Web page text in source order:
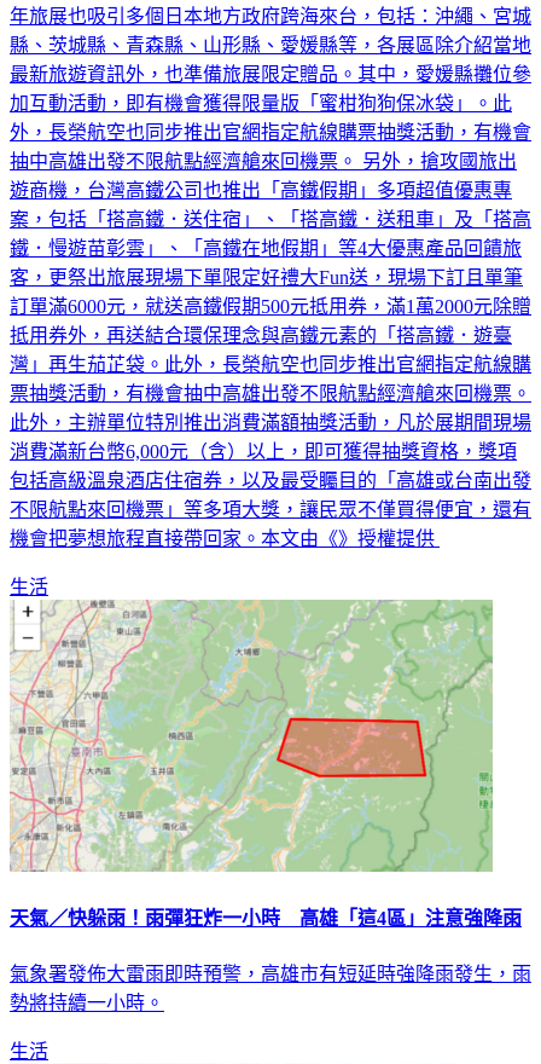
年旅展也吸引多個日本地方政府跨海來台，包括：沖繩、宮城
縣、茨城縣、青森縣、山形縣、愛媛縣等，各展區除介紹當地
最新旅遊資訊外，也準備旅展限定贈品。其中，愛媛縣攤位參
加互動活動，即有機會獲得限量版「蜜柑狗狗保冰袋」。此
外，長榮航空也同步推出官網指定航線購票抽獎活動，有機會
抽中高雄出發不限航點經濟艙來回機票。 另外，搶攻國旅出
遊商機，台灣高鐵公司也推出「高鐵假期」多項超值優惠專
案，包括「搭高鐵．送住宿」、「搭高鐵．送租車」及「搭高
鐵．慢遊苗彰雲」、「高鐵在地假期」等4大優惠產品回饋旅
客，更祭出旅展現場下單限定好禮大Fun送，現場下訂且單筆
訂單滿6000元，就送高鐵假期500元抵用券，滿1萬2000元除贈
抵用券外，再送結合環保理念與高鐵元素的「搭高鐵．遊臺
灣」再生茄芷袋。此外，長榮航空也同步推出官網指定航線購
票抽獎活動，有機會抽中高雄出發不限航點經濟艙來回機票。
此外，主辦單位特別推出消費滿額抽獎活動，凡於展期間現場
消費滿新台幣6,000元（含）以上，即可獲得抽獎資格，獎項
包括高級溫泉酒店住宿券，以及最受矚目的「高雄或台南出發
不限航點來回機票」等多項大獎，讓民眾不僅買得便宜，還有
機會把夢想旅程直接帶回家。本文由《》授權提供
生活
天氣／快躲雨！雨彈狂炸一小時 高雄「這4區」注意強降雨
氣象署發佈大雷雨即時預警，高雄市有短延時強降雨發生，雨
勢將持續一小時。
生活